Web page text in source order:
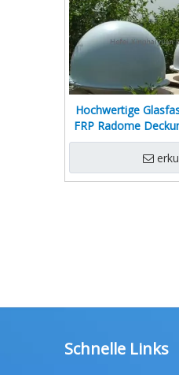
Hochwertige
FRP Radome
Schnelle Links